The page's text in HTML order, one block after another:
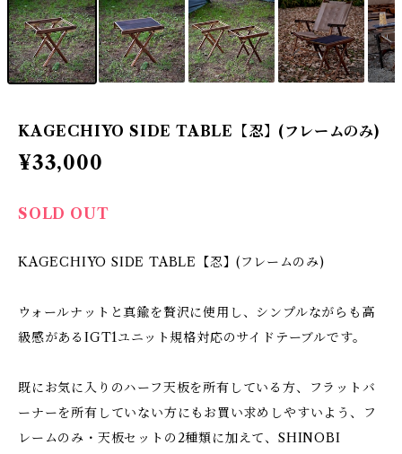
KAGECHIYO SIDE TABLE【忍】(フレームのみ)
¥33,000
SOLD OUT
KAGECHIYO SIDE TABLE【忍】(フレームのみ)
ウォールナットと真鍮を贅沢に使用し、シンプルながらも高
級感があるIGT1ユニット規格対応のサイドテーブルです。
既にお気に入りのハーフ天板を所有している方、フラットバ
ーナーを所有していない方にもお買い求めしやすいよう、フ
レームのみ・天板セットの2種類に加えて、SHINOBI